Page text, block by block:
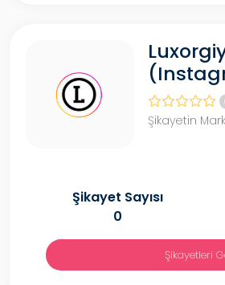
Şikayetin
Şikayet Sayısı
0
Şikayetleri